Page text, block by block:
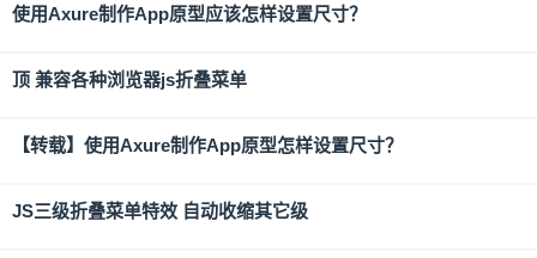
使用Axure制作App原型应该怎样设置尺寸？
顶 兼容各种浏览器js折叠菜单
【转载】使用Axure制作App原型怎样设置尺寸？
JS三级折叠菜单特效 自动收缩其它级